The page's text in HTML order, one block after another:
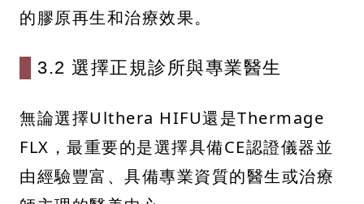
的膠原再生和治療效果。
3.2 選擇正規診所與專業醫生
無論選擇Ulthera HIFU還是Thermage
FLX，最重要的是選擇具備CE認證儀器並
由經驗豐富、具備專業資質的醫生或治療